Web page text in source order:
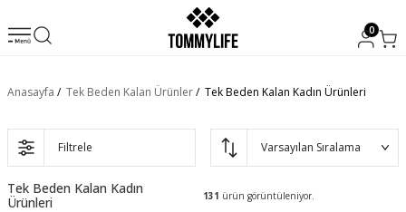
0
Anasayfa / Tek Beden Kalan Ürünler/ Tek Beden Kalan Kadın Ürünleri
Filtrele
Tek Beden Kalan Kadın
Ürünleri
131 ürün görüntüleniyor.